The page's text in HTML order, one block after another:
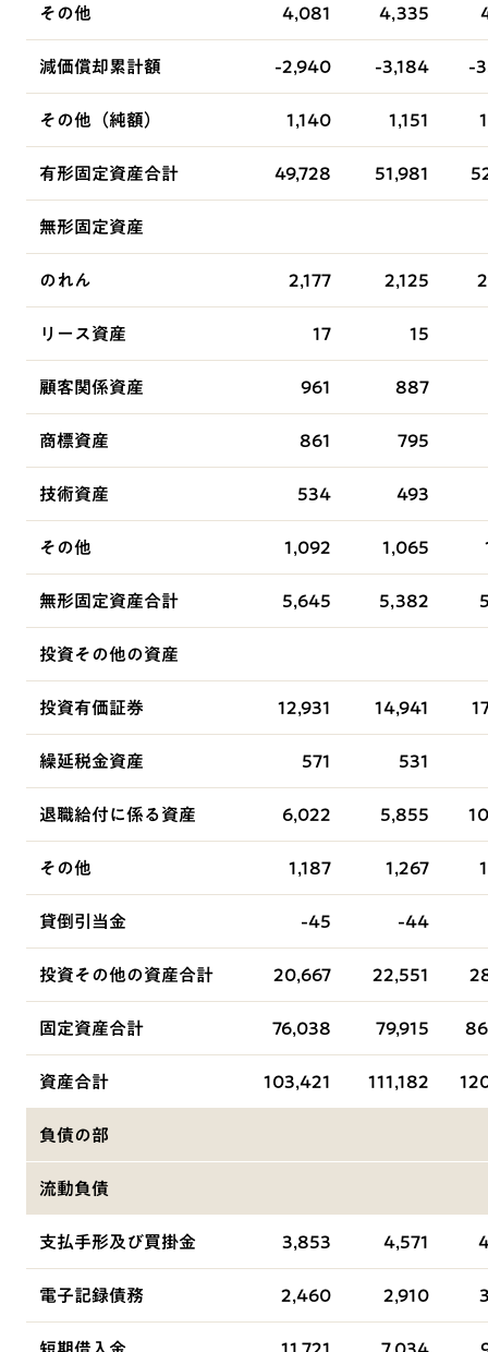
その他 4,081 4,335
減価償却累計額 -2,940 -3,184 -
その他（純額） 1,140 1,151
有形固定資産合計 49,728 51,981
無形固定資産
のれん 2,177 2,125
リース資産 17 15
顧客関係資産 961 887
商標資産 861 795
技術資産 534 493
その他 1,092 1,065
無形固定資産合計 5,645 5,382
投資その他の資産
投資有価証券 12,931 14,941
繰延税金資産 571 531
退職給付に係る資産 6,022 5,855
その他 1,187 1,267
貸倒引当金 -45 -44
投資その他の資産合計 20,667 22,551
固定資産合計 76,038 79,915
資産合計 103,421 111,182
負債の部
流動負債
支払手形及び買掛金 3,853 4,571
電子記録債務 2,460 2,910